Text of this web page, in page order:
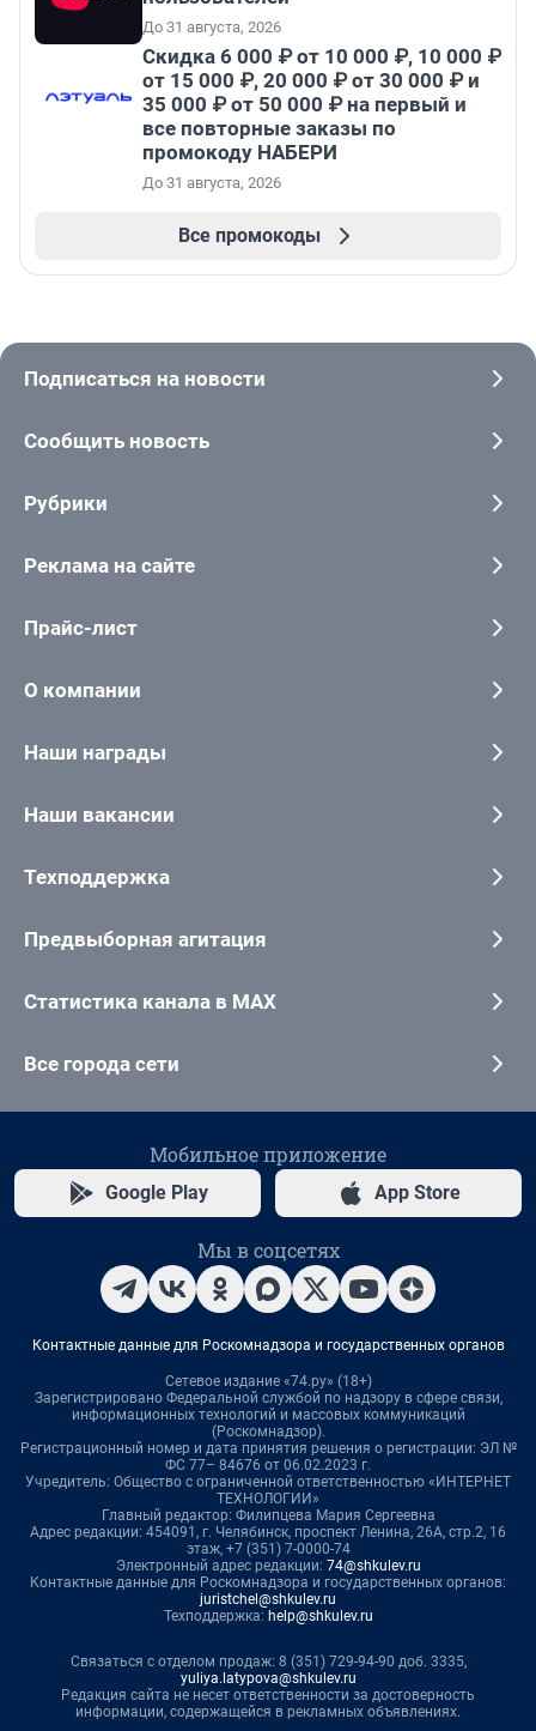
До 31 августа, 2026
Скидка 6 000 ₽ от 10 000 ₽, 10 000 ₽
от 15 000 ₽, 20 000 ₽ от 30 000 ₽ и
35 000 ₽ от 50 000 ₽ на первый и
все повторные заказы по
промокоду НАБЕРИ
До 31 августа, 2026
Все промокоды
Подписаться на новости
Сообщить новость
Рубрики
Реклама на сайте
Прайс-лист
О компании
Наши награды
Наши вакансии
Техподдержка
Предвыборная агитация
Статистика канала в MAX
Все города сети
Мобильное приложение
Google Play App Store
Мы в соцсетях
Контактные данные для Роскомнадзора и государственных органов
Сетевое издание «74.ру» (18+)
Зарегистрировано Федеральной службой по надзору в сфере связи,
информационных технологий и массовых коммуникаций
(Роскомнадзор).
Регистрационный номер и дата принятия решения о регистрации: ЭЛ №
ФС 77– 84676 от 06.02.2023 г.
Учредитель: Общество с ограниченной ответственностью «ИНТЕРНЕТ
ТЕХНОЛОГИИ»
Главный редактор: Филипцева Мария Сергеевна
Адрес редакции: 454091, г. Челябинск, проспект Ленина, 26А, стр.2, 16
этаж, +7 (351) 7-0000-74
Электронный адрес редакции: 74@shkulev.ru
Контактные данные для Роскомнадзора и государственных органов:
juristchel@shkulev.ru
Техподдержка: help@shkulev.ru
Связаться с отделом продаж: 8 (351) 729-94-90 доб. 3335,
yuliya.latypova@shkulev.ru
Редакция сайта не несет ответственности за достоверность
информации, содержащейся в рекламных объявлениях.